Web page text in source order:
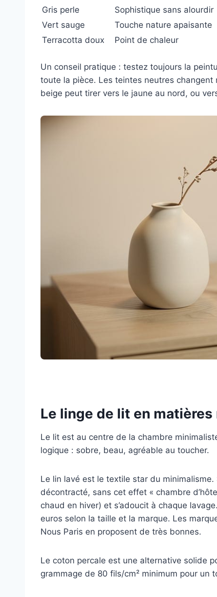
Gris perle
Sophistique sans alourdir
Vert sauge
Touche nature apaisante
Terracotta doux
Point de chaleur
Un conseil pratique : testez toujours la
toute la pièce. Les teintes neutres changent
beige peut tirer vers le jaune au nord, ou
Le linge de lit en
Le lit est au centre de la chambre
logique : sobre, beau, agréable au toucher.
Le lin lavé est le textile star du
décontracté, sans cet effet « chambre
chaud en hiver) et s’adoucit à chaque
euros selon la taille et la marque. Les
Nous Paris en proposent de très bonnes.
Le coton percale est une alternative solide
grammage de 80 fils/cm² minimum pour un